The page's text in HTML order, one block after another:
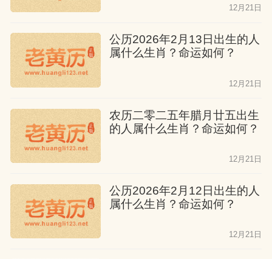
12月21日
公历2026年2月13日出生的人
属什么生肖？命运如何？
12月21日
农历二零二五年腊月廿五出生
的人属什么生肖？命运如何？
12月21日
公历2026年2月12日出生的人
属什么生肖？命运如何？
12月21日